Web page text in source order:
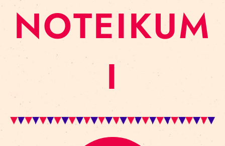
NOTEIKUM
I